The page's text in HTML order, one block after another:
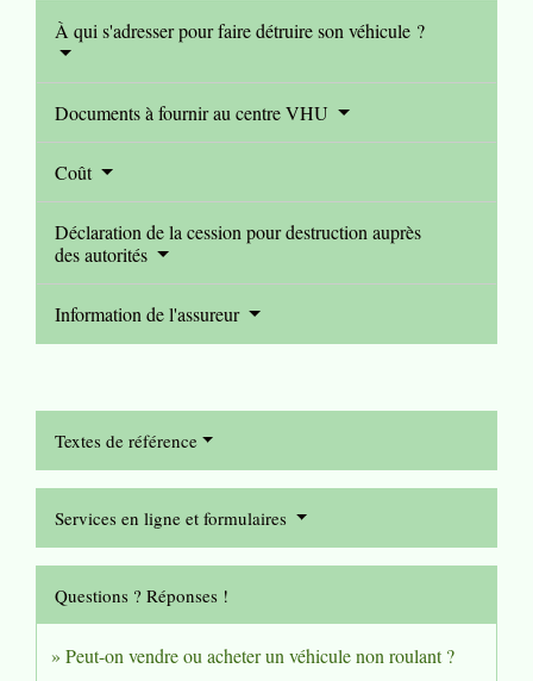
À qui s'adresser pour faire détruire son véhicule ?
Documents à fournir au centre VHU
Coût
Déclaration de la cession pour destruction auprès
des autorités
Information de l'assureur
Textes de référence
Services en ligne et formulaires
Questions ? Réponses !
Peut-on vendre ou acheter un véhicule non roulant ?